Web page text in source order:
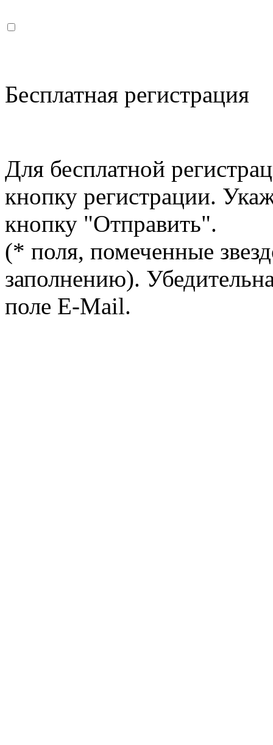
Бесплатная регистрация
Для бесплатной
кнопку регистрации.
кнопку "Отправить".
(* поля, помеченные
заполнению).
поле E-Mail.